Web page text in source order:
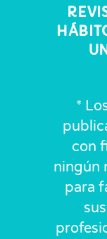
*
con
ningún
para